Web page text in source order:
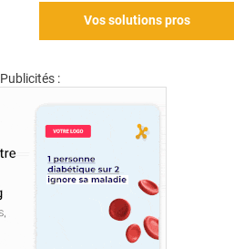
Vos solutions pros
Publicités :